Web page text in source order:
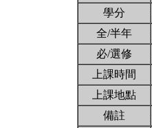
學分
全/半年
必/選修
上課時間
上課地點
備註